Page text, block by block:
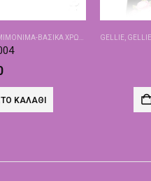
ΒΑΣΙΚΆ ΧΡΏΜΑΤΑ
ΚΑΛΆΘΙ
GELLIE,